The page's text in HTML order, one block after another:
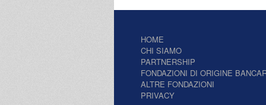
HOME
CHI SIAMO
PARTNERSHIP
FONDAZIONI DI ORIGINE
ALTRE FONDAZIONI
PRIVACY